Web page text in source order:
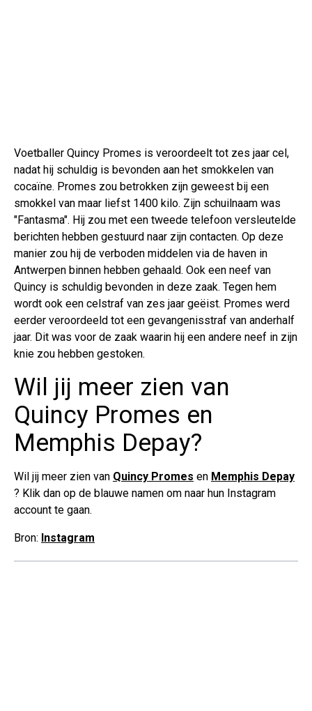
Voetballer Quincy Promes is veroordeelt tot zes jaar cel,
nadat hij schuldig is bevonden aan het smokkelen van
cocaïne. Promes zou betrokken zijn geweest bij een
smokkel van maar liefst 1400 kilo. Zijn schuilnaam was
"Fantasma". Hij zou met een tweede telefoon versleutelde
berichten hebben gestuurd naar zijn contacten. Op deze
manier zou hij de verboden middelen via de haven in
Antwerpen binnen hebben gehaald. Ook een neef van
Quincy is schuldig bevonden in deze zaak. Tegen hem
wordt ook een celstraf van zes jaar geëist. Promes werd
eerder veroordeeld tot een gevangenisstraf van anderhalf
jaar. Dit was voor de zaak waarin hij een andere neef in zijn
knie zou hebben gestoken.
Wil jij meer zien van
Quincy Promes en
Memphis Depay?
Wil jij meer zien van Quincy Promes en Memphis Depay
? Klik dan op de blauwe namen om naar hun Instagram
account te gaan.
Bron: Instagram